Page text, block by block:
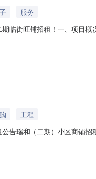
服务
临街旺铺招租！一、项目
期届满，如乙方无违法违
扣除。如
工程
告瑞和（二期）小区商铺
赁期限为2年，2年租期届
免租金在第